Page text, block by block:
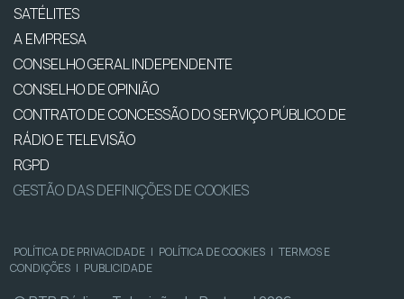
SATÉLITES
A EMPRESA
CONSELHO GERAL INDEPENDENTE
CONSELHO DE OPINIÃO
CONTRATO DE CONCESSÃO DO SERVIÇO PÚBLICO DE
RÁDIO E TELEVISÃO
RGPD
GESTÃO DAS DEFINIÇÕES DE COOKIES
POLÍTICA DE PRIVACIDADE | POLÍTICA DE COOKIES | TERMOS E
CONDIÇÕES | PUBLICIDADE